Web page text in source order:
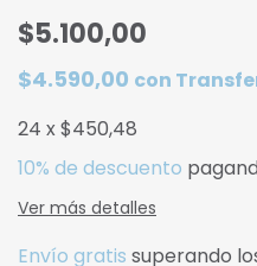
$5.100,00
$4.590,00 con
24 x$450,48
10% de descuento
Ver más detalles
Envío gratis superando